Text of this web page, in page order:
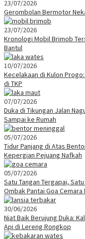
23/07/2026
Gerombolan Bermotor
23/07/2026
Kronologi Mobil Brimob
Bantul
10/07/2026
Kecelakaan di Kulon
di TKP
07/07/2026
Duka di Tikungan Jalan
Sampai ke Rumah
05/07/2026
Tidur Panjang di Atas
Kepergian Pejuang Nafkah
05/07/2026
Satu Tangan Tergapai,
Ombak Pantai Goa Cemara
30/06/2026
Niat Baik Berujung Duka:
Api di Lereng Rongkop